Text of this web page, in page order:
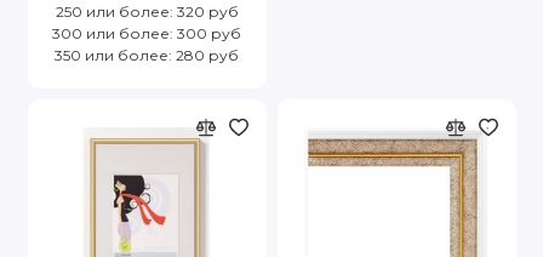
250 или более: 320 руб
300 или более: 300 руб
350 или более: 280 руб